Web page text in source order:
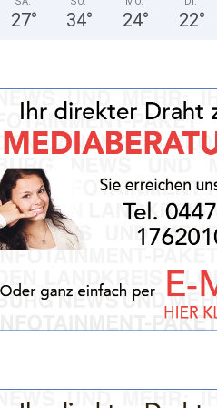
27° 34° 24° 22°